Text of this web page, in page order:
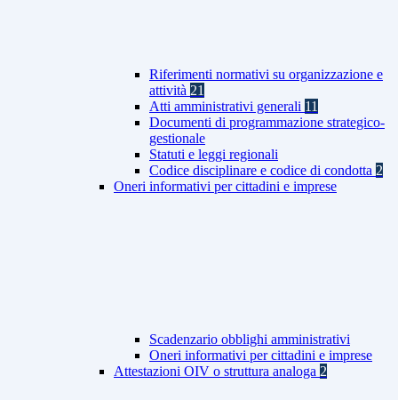
Riferimenti normativi su organizzazione e
attività 21
Atti amministrativi generali 11
Documenti di programmazione strategico-
gestionale
Statuti e leggi regionali
Codice disciplinare e codice di condotta 2
Oneri informativi per cittadini e imprese
Scadenzario obblighi amministrativi
Oneri informativi per cittadini e imprese
Attestazioni OIV o struttura analoga 2